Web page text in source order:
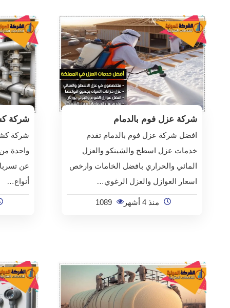
شركة عزل فوم بالدمام
افضل شركة عزل فوم بالدمام تقدم
خدمات عزل اسطح والشينكو والعزل
المائي والحراري بافضل الخامات وارخص
اسعار العوازل والعزل الرغوي…
منذ 4 أشهر 1089
شركة
شركة
واحدة
عن
أنواع…